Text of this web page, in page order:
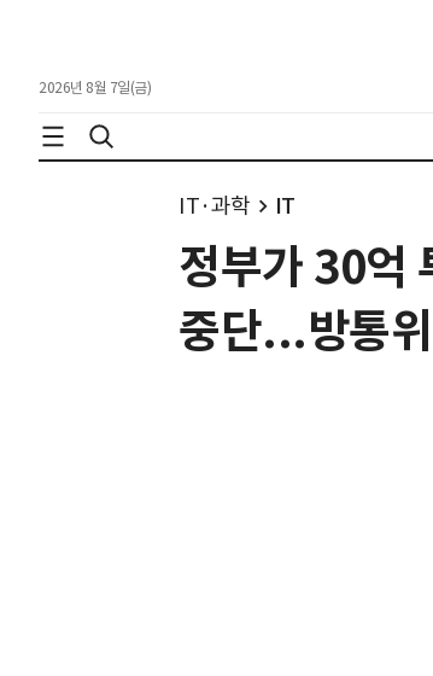
2026년 8월 7일(금)
IT·과학 IT
정부가 30억
중단...방통